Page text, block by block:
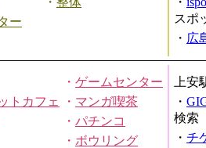
ー
スポ
・ 広
・ ゲームセンター
トカフェ ・ マンガ喫茶
・ パチンコ
・ ボウリング
上
・
検索
・ チ